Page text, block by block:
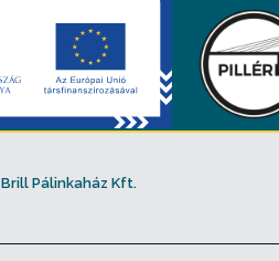
Brill Pálinkaház Kft.